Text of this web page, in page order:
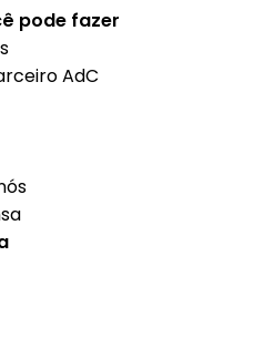
pode fazer
AdC